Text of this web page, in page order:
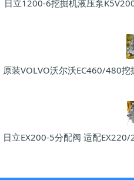
原装VOLVO沃尔沃EC460/480
日立EX200-5分配阀 适配